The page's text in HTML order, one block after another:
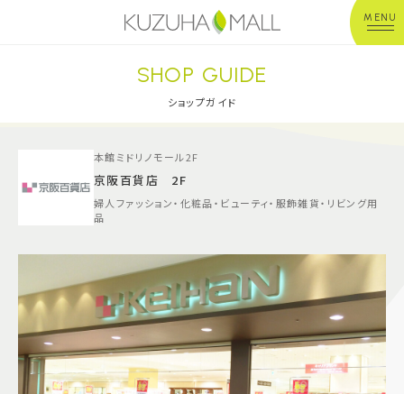
MENU
年中無休平 日：10:00~20:00
※店舗により異なる
ショップガイド
グルメ＆フード
ショップニュース
イベント
キッズ＆ベビー
SHOP GUIDE
ショップガイド
本館ミドリノモール2F
京阪百貨店 2F
婦人ファッション・化粧品・ビューティ・服飾雑貨・リビング用
品